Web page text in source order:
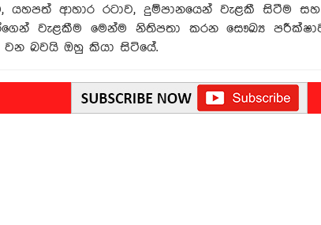
යහපත් ආහාර රටාව, දුම්පානයෙන් වැළකී සිටීම
වැළකීම මෙන්ම නිතිපතා කරන සෞඛ්‍ය
වන බවයි ඔහු කියා සිටියේ.